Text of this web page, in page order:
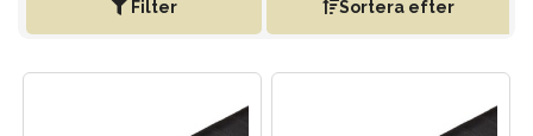
Filter Sortera efter